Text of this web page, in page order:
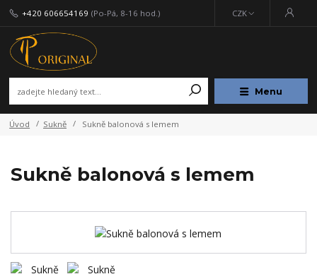
Menu
CZK
+420 606654169 (Po-Pá, 8-16 hod.)
Úvod Sukně Sukně balonová s lemem
Sukně balonová s lemem